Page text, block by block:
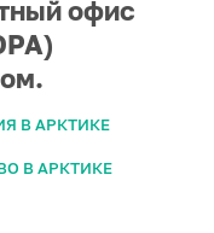
офис
В АРКТИКЕ
В АРКТИКЕ